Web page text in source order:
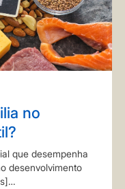
no
que desempenha
desenvolvimento